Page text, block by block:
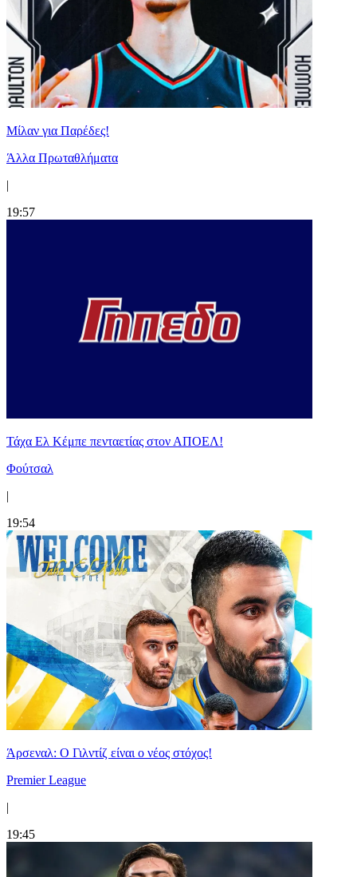
Μίλαν για Παρέδες!
Άλλα Πρωταθλήματα
|
19:57
Τάχα Ελ Κέμπε πενταετίας στον ΑΠΟΕΛ!
Φούτσαλ
|
19:54
Άρσεναλ: Ο Γιλντίζ είναι ο νέος στόχος!
Premier League
|
19:45